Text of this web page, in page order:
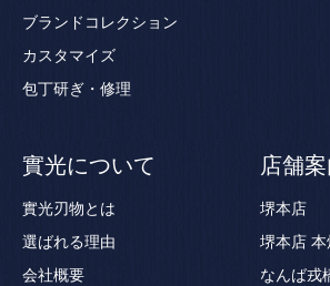
ブランドコレクション
カスタマイズ
包丁研ぎ・修理
實光について
實光刃物とは
選ばれる理由
会社概要
店舗
堺本店
堺本店
なんば戎